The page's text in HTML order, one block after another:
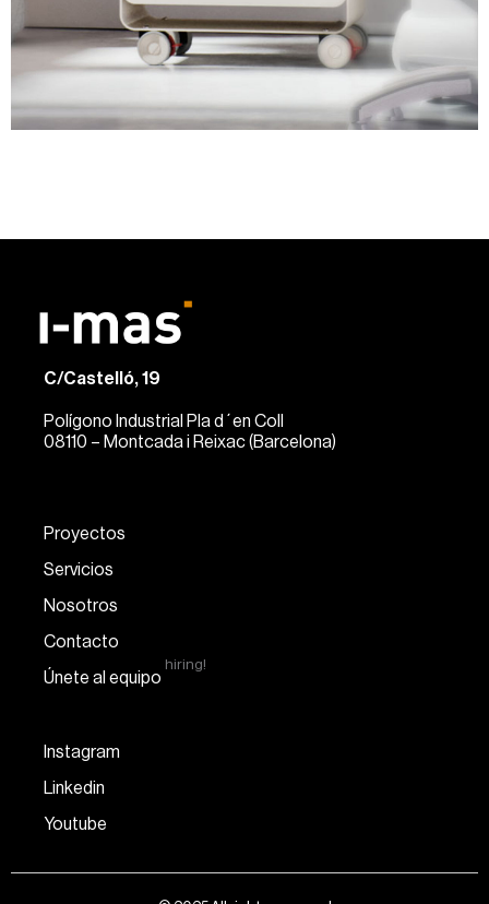
C/Castelló, 19
Polígono Industrial Pla d´en Coll
08110 – Montcada i Reixac (Barcelona)
Proyectos
Servicios
Nosotros
Contacto
Únete al equipo
hiring!
Instagram
Linkedin
Youtube